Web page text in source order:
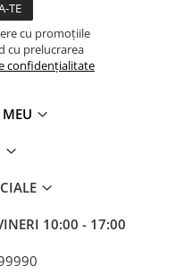
cu promoțiile
cu prelucrarea
confidențialitate
10:00 - 17:00